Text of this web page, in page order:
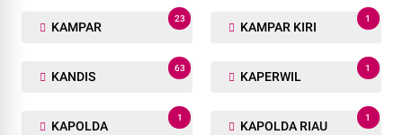
KAMPAR
23
KAMPAR KIRI
1
KANDIS
63
KAPERWIL
1
KAPOLDA
1
KAPOLDA RIAU
1